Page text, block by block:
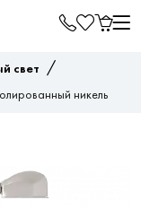
свет /
никель